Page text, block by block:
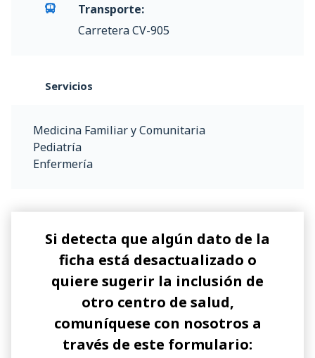
Transporte:
Carretera CV-905
Servicios
Medicina Familiar y Comunitaria
Pediatría
Enfermería
Si detecta que algún dato de la
ficha está desactualizado o
quiere sugerir la inclusión de
otro centro de salud,
comuníquese con nosotros a
través de este formulario: